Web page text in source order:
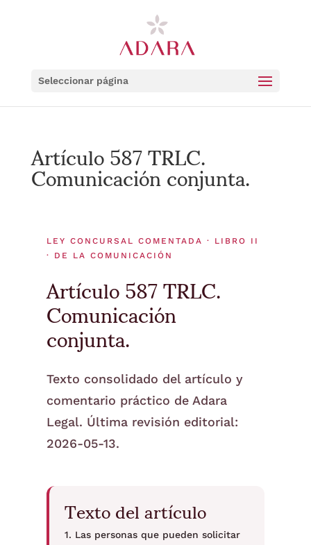
Seleccionar página
Artículo 587 TRLC.
Comunicación conjunta.
LEY CONCURSAL COMENTADA · LIBRO II
· DE LA COMUNICACIÓN
Artículo 587 TRLC.
Comunicación
conjunta.
Texto consolidado del artículo y
comentario práctico de Adara
Legal. Última revisión editorial:
2026-05-13.
Texto del artículo
1. Las personas que pueden solicitar